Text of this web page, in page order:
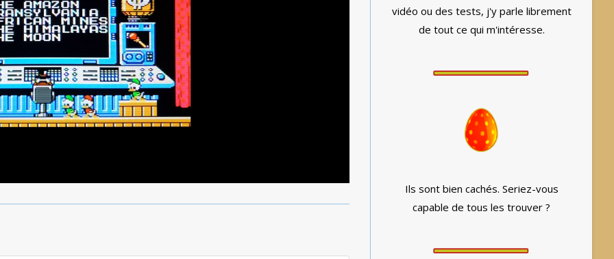
vidéo ou des tests, j'y parle librement
de tout ce qui m'intéresse.
Ils sont bien cachés. Seriez-vous
capable de tous les trouver ?